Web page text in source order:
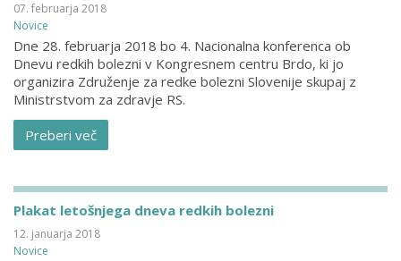
07. februarja 2018
Novice
Dne 28. februarja 2018 bo 4. Nacionalna konferenca ob
Dnevu redkih bolezni v Kongresnem centru Brdo, ki jo
organizira Združenje za redke bolezni Slovenije skupaj z
Ministrstvom za zdravje RS.
Preberi več
Plakat letošnjega dneva redkih bolezni
12. januarja 2018
Novice